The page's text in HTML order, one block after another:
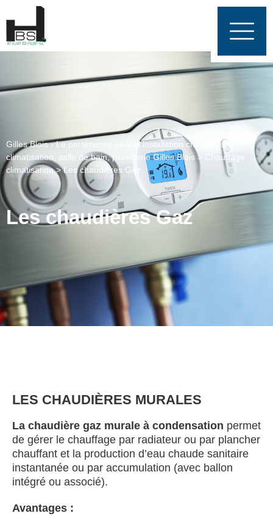
Gilles Blois › Le partenaires de vos installation chauffage,
climatisation, salle de bain, plomberieGilles Blois>
Chauffage
climatisation>Les chaudières Gaz
Les chaudières Gaz
LES CHAUDIÈRES MURALES
La chaudière gaz murale à condensation permet
de gérer le chauffage par radiateur ou par plancher
chauffant et la production d’eau chaude sanitaire
instantanée ou par accumulation (avec ballon
intégré ou associé).
Avantages :